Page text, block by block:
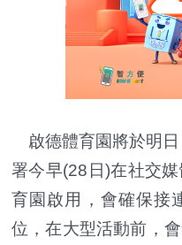
啟德體育園將於明
署今早(28日)在社交
育園啟用，會確保接
位，在大型活動前，